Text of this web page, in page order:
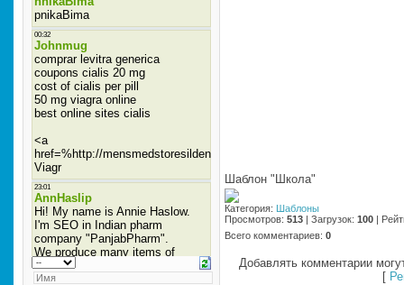
Шаблон "Школа"
Категория: Шаблоны
Просмотров: 513 | Загрузок: 100 |
Всего комментариев: 0
Добавлять комментарии
[